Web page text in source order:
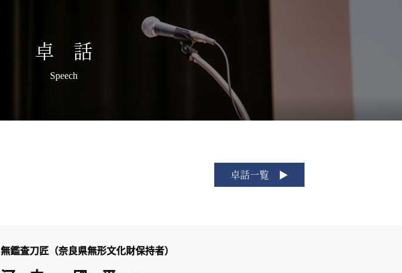
卓 話
Speech
卓話一覧
無鑑査刀匠（奈良県無形文化財保持者）